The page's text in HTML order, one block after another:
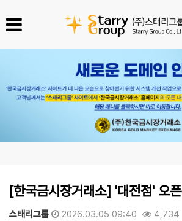
[한국금시장거래소] '대전점' 오픈
스태리그룹 2026.03.05 09:40 4,734